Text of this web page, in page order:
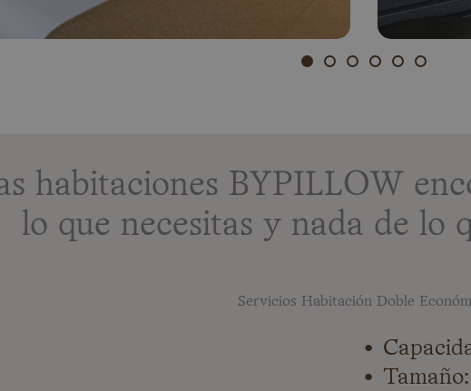
habitaciones BYPILLOW
lo que necesitas y nada de lo
Servicios Habitación Doble
•
•